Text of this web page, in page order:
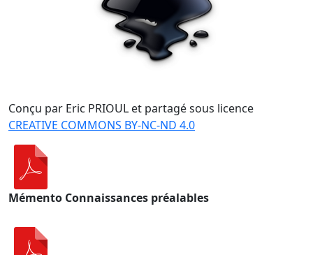
Conçu par Eric PRIOUL et partagé sous licence
CREATIVE COMMONS BY-NC-ND 4.0
Mémento Connaissances préalables